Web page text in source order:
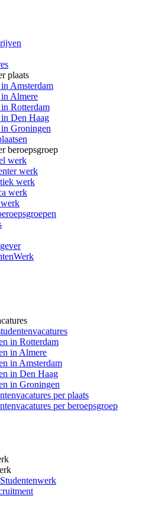
plaats
Amsterdam
Almere
Rotterdam
Den Haag
Groningen
beroepsgroep
werk
werk
werk
werk
werk
in Rotterdam
in Almere
in Amsterdam
in Den Haag
in Groningen
per plaats
per beroepsgroep